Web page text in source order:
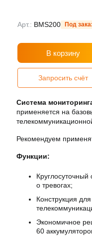
Арт.: BMS200 Под
В корзину
Запросить счёт
Система
применяется на
Рекомендуем
Функции:
о тревогах;
Конструкция
Экономичное
60